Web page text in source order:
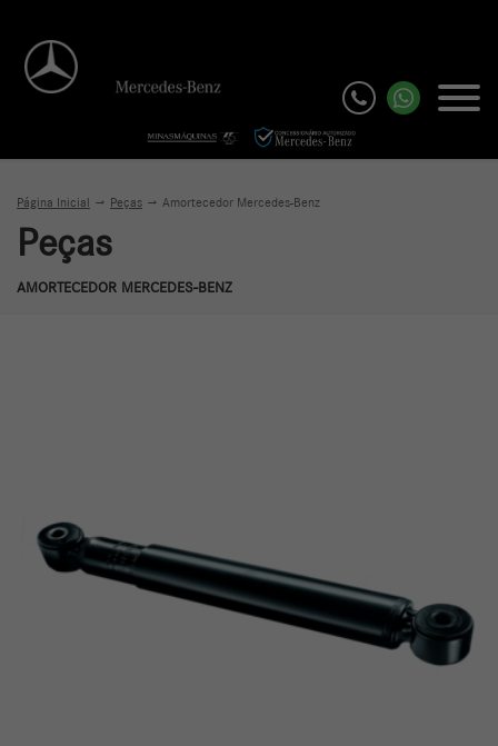
Página Inicial Peças Amortecedor Mercedes-Benz
Peças
AMORTECEDOR MERCEDES-BENZ